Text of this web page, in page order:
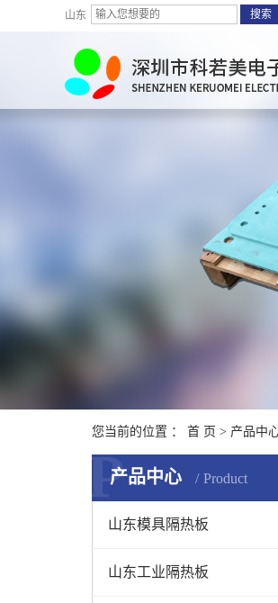
山东
您当前的位置 ： 首 页 > 产品中
产品中心 Product
P
山东模具隔热板
山东工业隔热板